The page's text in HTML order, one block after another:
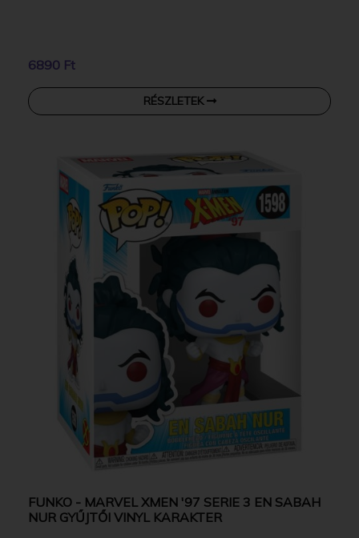
6890 Ft
RÉSZLETEK
FUNKO - MARVEL XMEN '97 SERIE 3 EN SABAH
NUR GYŰJTŐI VINYL KARAKTER